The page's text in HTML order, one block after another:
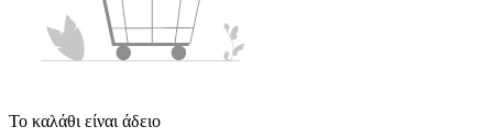
Το καλάθι είναι άδειο